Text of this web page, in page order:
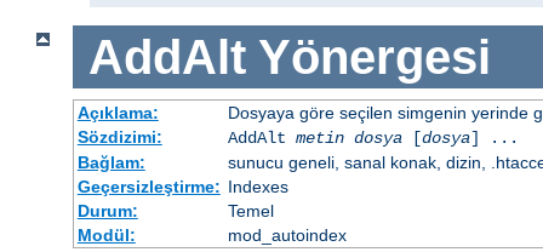
AddAlt Yönergesi
Açıklama:
Dosyaya göre seçilen simgenin yerinde
Sözdizimi:
AddAlt metin dosya[dosya] ...
Bağlam:
sunucu geneli, sanal konak, dizin,
Geçersizleştirme: Indexes
Durum:
Temel
Modül:
mod_autoindex